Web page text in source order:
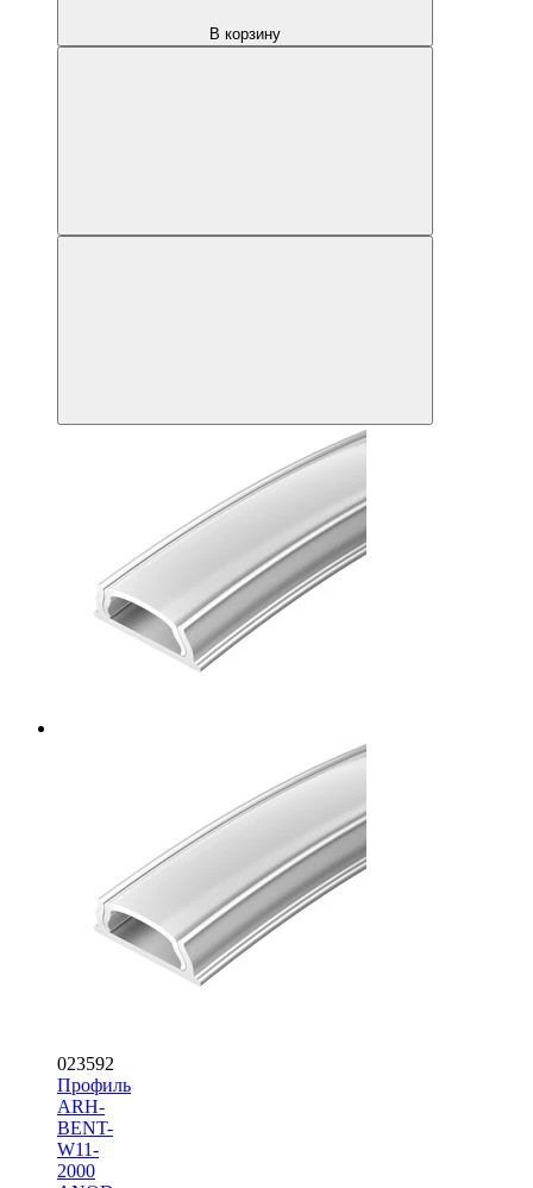
В корзину
023592
Профиль
ARH-
BENT-
W11-
2000